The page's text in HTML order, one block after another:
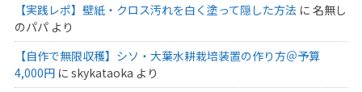
【実践レポ】壁紙・クロス汚れを白く塗って隠した方法 に 名無し
のパパより
【自作で無限収穫】シソ・大葉水耕栽培装置の作り方＠予算
4,000円に skykataoka より